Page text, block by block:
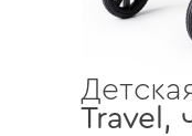
Travel ,